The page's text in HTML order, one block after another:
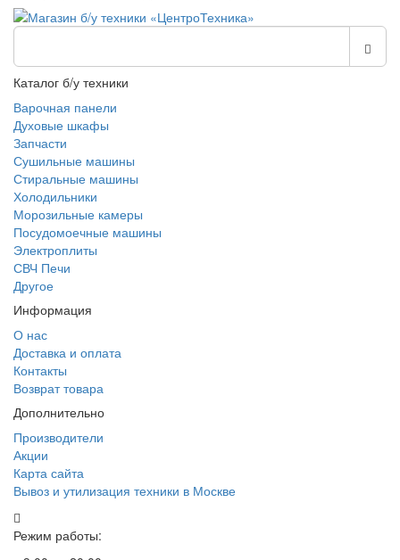
Каталог б/у техники
Варочная панели
Духовые шкафы
Запчасти
Сушильные машины
Стиральные машины
Холодильники
Морозильные камеры
Посудомоечные машины
Электроплиты
СВЧ Печи
Другое
Информация
О нас
Доставка и оплата
Контакты
Возврат товара
Дополнительно
Производители
Акции
Карта сайта
Вывоз и утилизация техники в Москве
Режим работы: